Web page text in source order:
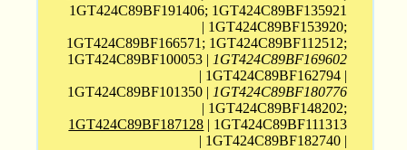
1GT424C89BF191406; 1GT424C89BF135921
| 1GT424C89BF153920;
1GT424C89BF166571; 1GT424C89BF112512;
1GT424C89BF100053 |1GT424C89BF169602
| 1GT424C89BF162794 |
1GT424C89BF101350 |1GT424C89BF180776
| 1GT424C89BF148202;
1GT424C89BF187128 | 1GT424C89BF111313
| 1GT424C89BF182740 |